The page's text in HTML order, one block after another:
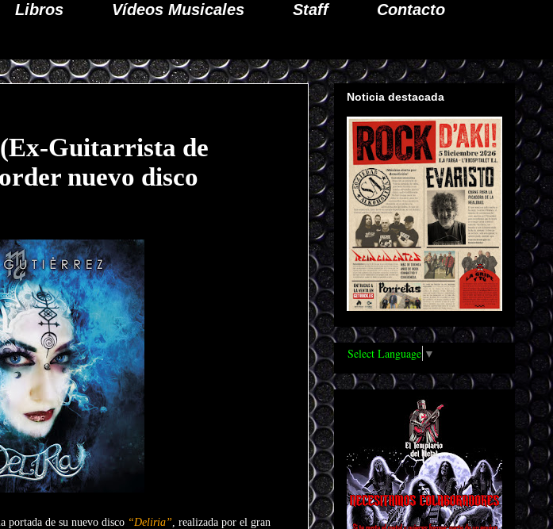
Libros Vídeos Musicales Staff
Contacto
Guitarrista de
nuevo disco
portada de su nuevo disco “Deliria”, realizada por el gran
Noticia destacada
Select Language ▼